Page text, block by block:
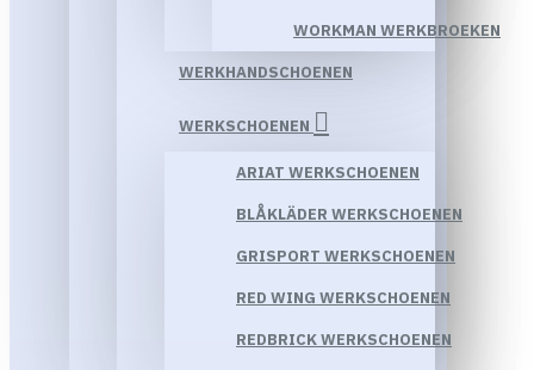
WORKMAN WERKBROEKEN
WERKHANDSCHOENEN
WERKSCHOENEN
ARIAT WERKSCHOENEN
BLÅKLÄDER WERKSCHOENEN
GRISPORT WERKSCHOENEN
RED WING WERKSCHOENEN
REDBRICK WERKSCHOENEN